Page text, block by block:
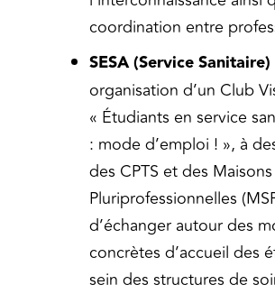
coordination entre
SESA (Service Sanitaire)
organisation d’un Club
« Étudiants en service
: mode d’emploi ! », à
des CPTS et des
Pluriprofessionnelles
d’échanger autour des
concrètes d’accueil des
sein des structures de